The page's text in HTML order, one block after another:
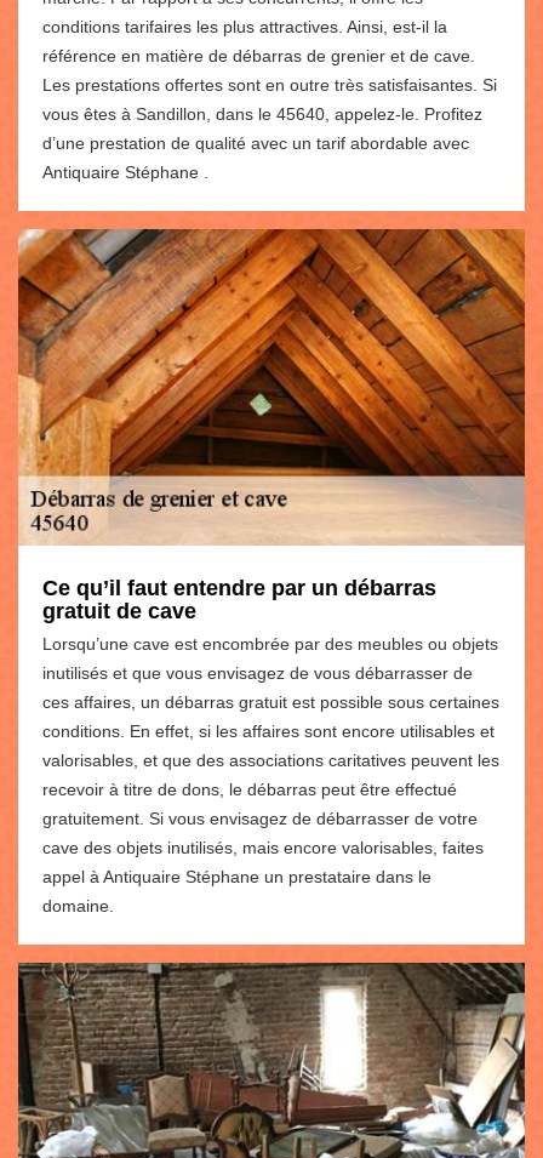
conditions tarifaires les plus attractives. Ainsi, est-il la
référence en matière de débarras de grenier et de cave.
Les prestations offertes sont en outre très satisfaisantes. Si
vous êtes à Sandillon, dans le 45640, appelez-le. Profitez
d’une prestation de qualité avec un tarif abordable avec
Antiquaire Stéphane .
Ce qu’il faut entendre par un débarras
gratuit de cave
Lorsqu’une cave est encombrée par des meubles ou objets
inutilisés et que vous envisagez de vous débarrasser de
ces affaires, un débarras gratuit est possible sous certaines
conditions. En effet, si les affaires sont encore utilisables et
valorisables, et que des associations caritatives peuvent les
recevoir à titre de dons, le débarras peut être effectué
gratuitement. Si vous envisagez de débarrasser de votre
cave des objets inutilisés, mais encore valorisables, faites
appel à Antiquaire Stéphane un prestataire dans le
domaine.